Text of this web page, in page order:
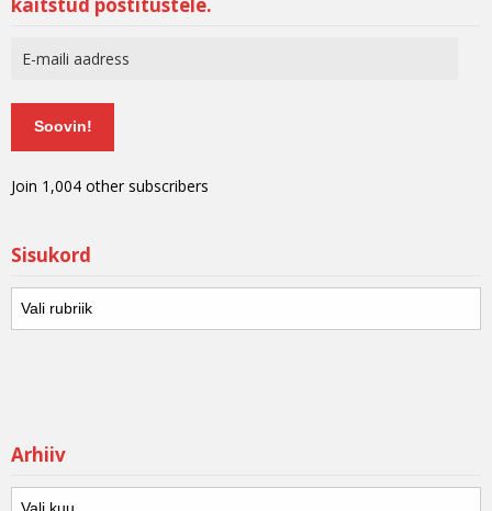
Soovin!
Join 1,004 other subscribers
Sisukord
Arhiiv